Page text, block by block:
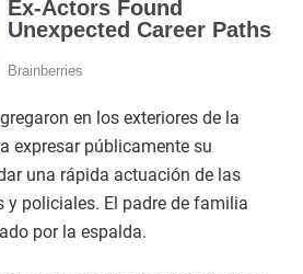
en los exteriores de la
expresar públicamente su
una rápida actuación de las
y policiales. El padre de familia
por la espalda.